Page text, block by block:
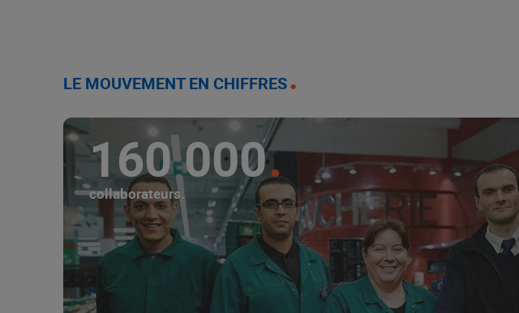
LE MOUVEMENT EN CHIFFRES
160 000
collaborateurs.